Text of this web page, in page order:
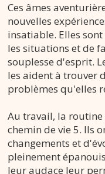
Ces âmes
nouvelles
insatiable. Elles
les situations et de
souplesse d'esprit.
les aident à trouver
problèmes qu'elles
Au travail, la
chemin de vie 5. Ils
changements et
pleinement
leur audace leur